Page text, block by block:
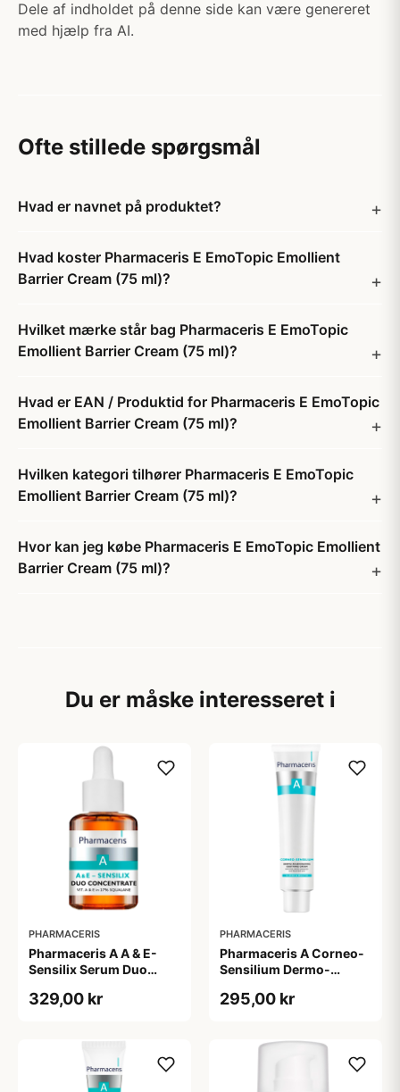
Dele af indholdet på denne side kan være genereret
med hjælp fra AI.
Ofte stillede spørgsmål
Hvad er navnet på produktet?
Hvad koster Pharmaceris E EmoTopic Emollient
Barrier Cream (75 ml)?
Hvilket mærke står bag Pharmaceris E EmoTopic
Emollient Barrier Cream (75 ml)?
Hvad er EAN / Produktid for Pharmaceris E EmoTopic
Emollient Barrier Cream (75 ml)?
Hvilken kategori tilhører Pharmaceris E EmoTopic
Emollient Barrier Cream (75 ml)?
Hvor kan jeg købe Pharmaceris E EmoTopic Emollient
Barrier Cream (75 ml)?
Du er måske interesseret i
PHARMACERIS
Pharmaceris A A & E-
Sensilix Serum Duo
329,00 kr
PHARMACERIS
Pharmaceris A Corneo-
Sensilium Dermo-
Cream (75 ml)
295,00 kr